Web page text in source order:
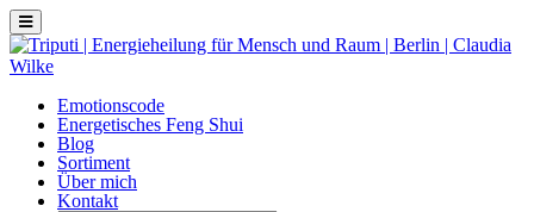
Emotionscode
Energetisches Feng Shui
Blog
Sortiment
Über mich
Kontakt